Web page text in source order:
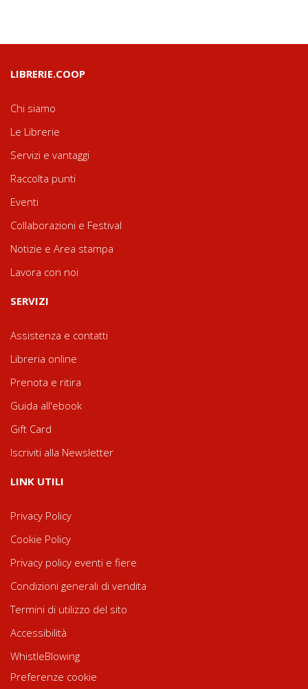
LIBRERIE.COOP
Chi siamo
Le Librerie
Servizi e vantaggi
Raccolta punti
Eventi
Collaborazioni e Festival
Notizie e Area stampa
Lavora con noi
SERVIZI
Assistenza e contatti
Libreria online
Prenota e ritira
Guida all'ebook
Gift Card
Iscriviti alla Newsletter
LINK UTILI
Privacy Policy
Cookie Policy
Privacy policy eventi e fiere
Condizioni generali di vendita
Termini di utilizzo del sito
Accessibilità
WhistleBlowing
Preferenze cookie